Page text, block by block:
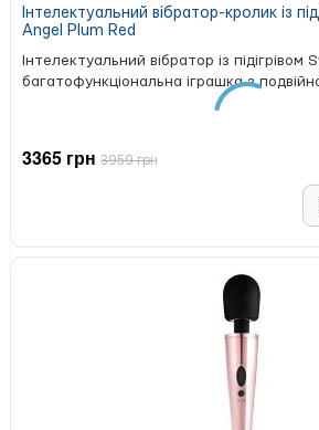
корпусу
Особливість: зміщений центр
Основа: широка, стопорна
Декор: білий кристал в основі
Інтелектуальний вібратор-кролик із
Angel Plum Red
Інтелектуальний вібратор із підігрівом
багатофункціональна іграшка з
3365 грн 3959 грн